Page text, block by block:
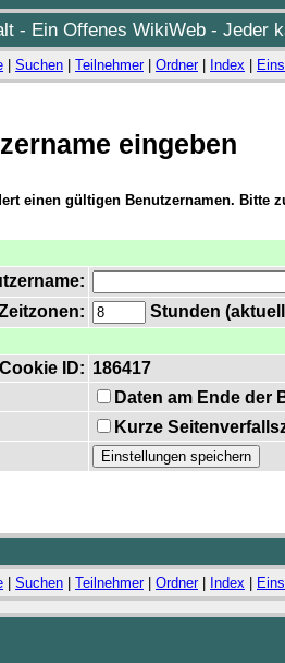
- Ein Offenes WikiWeb - Jeder
Suchen Teilnehmer| Ordner| Index
eingeben
einen gültigen Benutzernamen. Bitte
Stunden
Cookie ID: 186417
Daten am Ende der
Kurze
Suchen Teilnehmer| Ordner| Index